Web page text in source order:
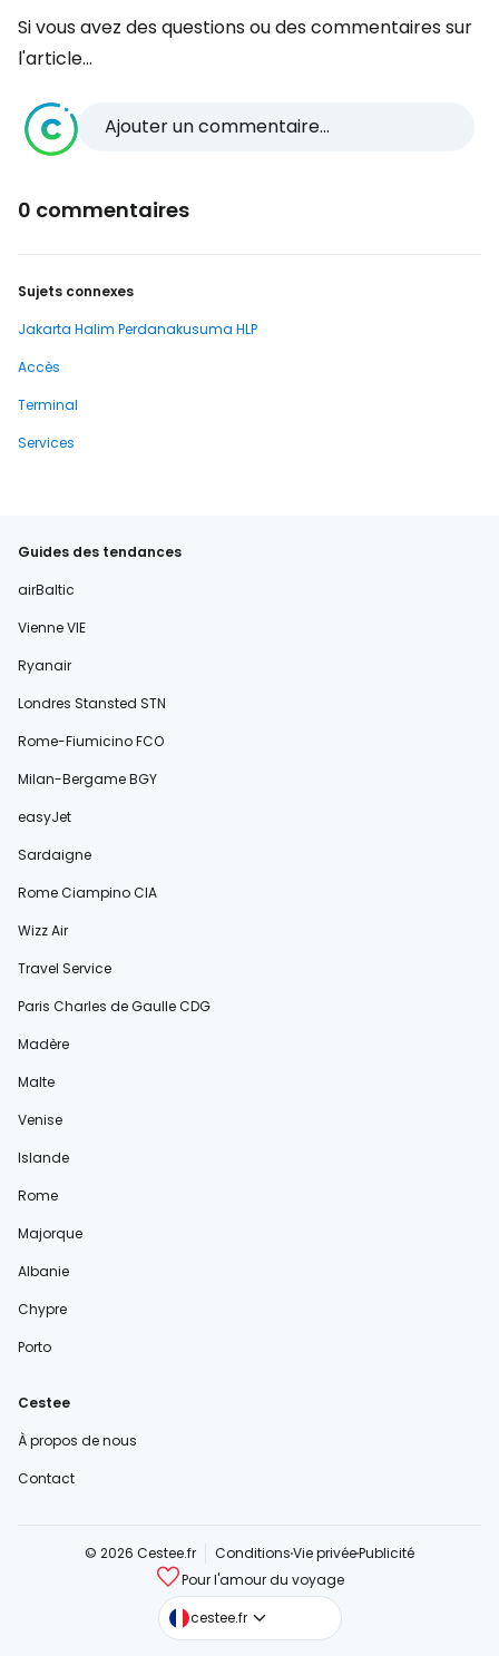
Si vous avez des questions ou des commentaires sur
l'article...
Ajouter un commentaire...
0 commentaires
Sujets connexes
Jakarta Halim Perdanakusuma HLP
Accès
Terminal
Services
Guides des tendances
airBaltic
Vienne VIE
Ryanair
Londres Stansted STN
Rome-Fiumicino FCO
Milan-Bergame BGY
easyJet
Sardaigne
Rome Ciampino CIA
Wizz Air
Travel Service
Paris Charles de Gaulle CDG
Madère
Malte
Venise
Islande
Rome
Majorque
Albanie
Chypre
Porto
Cestee
À propos de nous
Contact
© 2026 Cestee.fr ConditionsVie privéePublicité
Pour l'amour du voyage
cestee.fr
cestee.com
cestee.sk